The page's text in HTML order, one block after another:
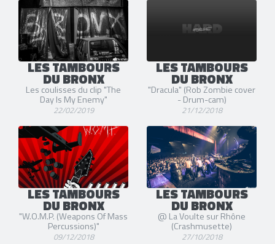
LES TAMBOURS
DU BRONX
Les coulisses du clip "The
Day Is My Enemy"
22/02/2019
LES TAMBOURS
DU BRONX
"Dracula" (Rob Zombie cover
- Drum-cam)
21/12/2018
LES TAMBOURS
DU BRONX
"W.O.M.P. (Weapons Of Mass
Percussions)"
09/12/2018
LES TAMBOURS
DU BRONX
@ La Voulte sur Rhône
(Crashmusette)
27/10/2018